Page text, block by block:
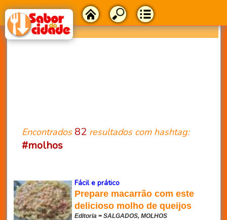
Encontrados 82 resultados com hashtag:
#molhos
Fácil e prático
Prepare macarrão com este
delicioso molho de queijos
Editoria = SALGADOS, MOLHOS